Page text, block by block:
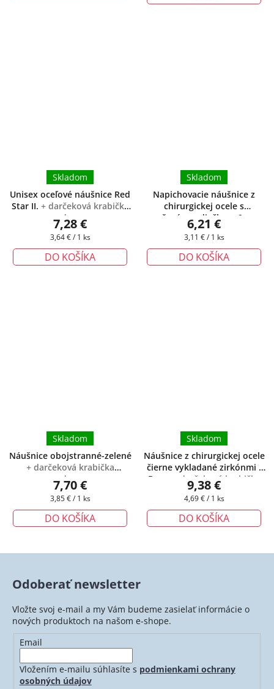
Unisex oceľové náušnice Red
Star II. + darčeková krabička
zadarmo
Skladom
7,28 €
Jednotková
3,64 € / 1 ks
DO KOŠÍKA
Napichovacie náušnice z
chirurgickej ocele s
oranžovým srdiečkom 6mm
darčeková krabička zadarmo
Skladom
6,21 €
Jednotková
3,11 € / 1 ks
DO KOŠÍKA
Náušnice obojstranné-zelené
+ darčeková krabička
zadarmo
Skladom
7,70 €
Jednotková
3,85 € / 1 ks
DO KOŠÍKA
Náušnice z chirurgickej ocele
čierne vykladané zirkónmi -
Dona
+ darčeková krabička
zadarmo
Skladom
9,38 €
Jednotková
4,69 € / 1 ks
DO KOŠÍKA
Odoberať newsletter
Vložte svoj e-mail a my Vám budeme zasielať informácie o
nových produktoch na našom e-shope.
Email
Vložením e-mailu súhlasíte s podmienkami ochrany
osobných údajov